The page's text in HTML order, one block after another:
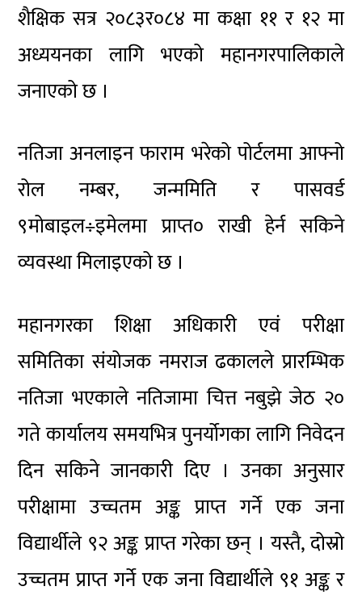
शैक्षिक सत्र २०८३र०८४ मा कक्षा ११ र १२ मा
अध्ययनका लागि भएको महानगरपालिकाले
जनाएको छ ।
नतिजा अनलाइन फाराम भरेको पोर्टलमा आफ्नो
रोल नम्बर, जन्ममिति र पासवर्ड
९मोबाइल÷इमेलमा प्राप्त० राखी हेर्न सकिने
व्यवस्था मिलाइएको छ ।
महानगरका शिक्षा अधिकारी एवं परीक्षा
समितिका संयोजक नमराज ढकालले प्रारम्भिक
नतिजा भएकाले नतिजामा चित्त नबुझे जेठ २०
गते कार्यालय समयभित्र पुनर्योगका लागि निवेदन
दिन सकिने जानकारी दिए । उनका अनुसार
परीक्षामा उच्चतम अङ्क प्राप्त गर्ने एक जना
विद्यार्थीले ९२ अङ्क प्राप्त गरेका छन् । यस्तै, दोस्रो
उच्चतम प्राप्त गर्ने एक जना विद्यार्थीले ९१ अङ्क र